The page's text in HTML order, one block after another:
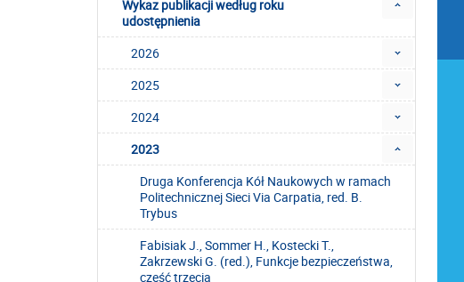
Wykaz publikacji według roku
udostępnienia
2026
2025
2024
2023
Druga Konferencja Kół Naukowych w ramach
Politechnicznej Sieci Via Carpatia, red. B.
Trybus
Fabisiak J., Sommer H., Kostecki T.,
Zakrzewski G. (red.), Funkcje bezpieczeństwa,
część trzecia